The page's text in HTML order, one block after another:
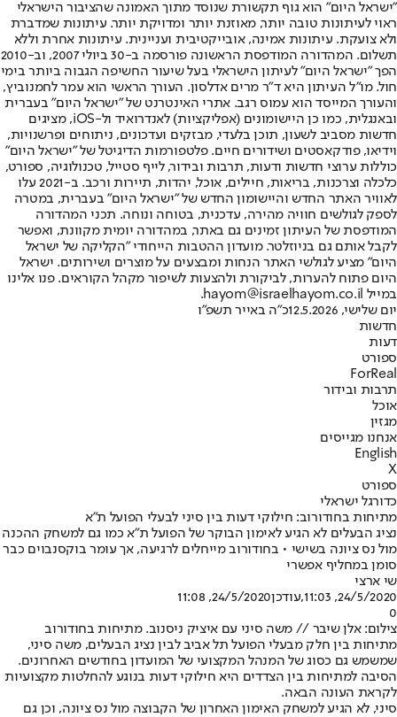
"ישראל היום" הוא גוף תקשורת שנוסד מתוך האמונה שהציבור הישראלי
ראוי לעיתונות טובה יותר, מאוזנת יותר ומדויקת יותר. עיתונות שמדברת
ולא צועקת. עיתונות אמינה, אובייקטיבית ועניינית. עיתונות אחרת וללא
תשלום. המהדורה המודפסת הראשונה פורסמה ב-30 ביולי 2007, וב-2010
הפך "ישראל היום" לעיתון הישראלי בעל שיעור החשיפה הגבוה ביותר בימי
חול. מו"ל העיתון היא ד"ר מרים אדלסון. העורך הראשי הוא עמר לחמנוביץ,
והעורך המייסד הוא עמוס רגב. אתרי האינטרנט של "ישראל היום" בעברית
ובאנגלית, כמו כן היישומונים (אפליקציות) לאנדרואיד ול-iOS, מציגים
חדשות מסביב לשעון, תוכן בלעדי, מבזקים ועדכונים, ניתוחים ופרשנויות,
וידיאו, פודקאסטים ושידורים חיים. פלטפורמות הדיגיטל של "ישראל היום"
כוללות ערוצי חדשות ודעות, תרבות ובידור, לייף סטייל, טכנולוגיה, ספורט,
כלכלה וצרכנות, בריאות, חיילים, אוכל, יהדות, תיירות ורכב. ב-2021 עלו
לאוויר האתר החדש והיישומון החדש של "ישראל היום" בעברית, במטרה
לספק לגולשים חוויה מהירה, עדכנית, בטוחה ונוחה. תכני המהדורה
המודפסת של העיתון זמינים גם באתר, במהדורה יומית מקוונת, ואפשר
לקבל אותם גם בניוזלטר. מועדון ההטבות הייחודי "הקליקה של ישראל
היום" מציע לגולשי האתר הנחות ומבצעים על מוצרים ושירותים. ישראל
היום פתוח להערות, לביקורת ולהצעות לשיפור מקהל הקוראים. פנו אלינו
במייל hayom@israelhayom.co.il.
יום שלישי, 12.5.2026
כ"ה באייר תשפ"ו
חדשות
דעות
ספורט
ForReal
תרבות ובידור
אוכל
מגזין
אנחנו מגייסים
English
X
ספורט
כדורגל ישראלי
מתיחות בחודורוב: חילוקי דעות בין סיני לבעלי הפועל ת"א
נציג הבעלים לא הגיע לאימון הבוקר של הפועל ת"א כמו גם למשחק ההכנה
מול נס ציונה בשישי • בחודורוב מייחלים לרגיעה, אך עומר בוקסנבוים כבר
סומן במחליף אפשרי
שי ארצי
24/5/2020, 11:03
,עודכן24/5/2020, 11:08
0
צילום: אלן שיבר // משה סיני עם איציק ניסנוב. מתיחות בחודורוב
מתיחות בין חלק מבעלי הפועל תל אביב לבין נציג הבעלים, משה סיני,
שמשמש גם כסוג של המנהל המקצועי של המועדון בחודשים האחרונים.
הסיבה למתיחות בין הצדדים היא חילוקי דעות בנוגע להחלטות מקצועיות
לקראת העונה הבאה.
סיני, לא הגיע למשחק האימון האחרון של הקבוצה מול נס ציונה, וכן גם